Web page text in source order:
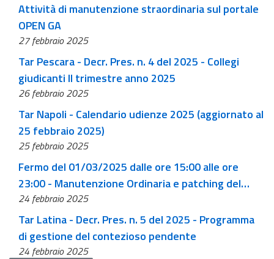
Attività di manutenzione straordinaria sul portale
OPEN GA
27 febbraio 2025
Tar Pescara - Decr. Pres. n. 4 del 2025 - Collegi
giudicanti II trimestre anno 2025
26 febbraio 2025
Tar Napoli - Calendario udienze 2025 (aggiornato al
25 febbraio 2025)
25 febbraio 2025
Fermo del 01/03/2025 dalle ore 15:00 alle ore
23:00 - Manutenzione Ordinaria e patching del
sistema operativo
24 febbraio 2025
Tar Latina - Decr. Pres. n. 5 del 2025 - Programma
di gestione del contezioso pendente
24 febbraio 2025